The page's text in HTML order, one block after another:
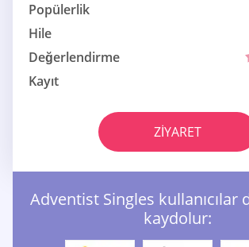
Popülerlik
Hile
Değerlendirme
Kayıt
ZIYARET
Adventist Singles kullanıcılar
kaydolur: